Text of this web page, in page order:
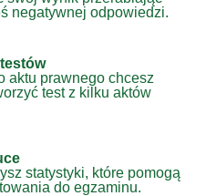
negatywnej odpowiedzi.
aktu prawnego chcesz
test z kilku aktów
statystyki, które pomogą
do egzaminu.